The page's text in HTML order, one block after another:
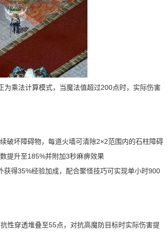
乘法计算模式，当魔法值超过200点时，实际伤害
破坏障碍物，每道火墙可清除2×2范围内的石柱障碍
提升至185%并附加3秒麻痹效果
得35%经验加成，配合聚怪技巧可实现单小时900
性穿透堆叠至55点，对抗高魔防目标时实际伤害提